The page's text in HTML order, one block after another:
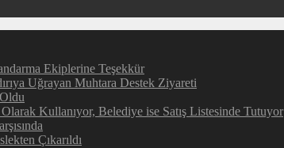
Ekiplerine Teşekkür
Uğrayan Muhtara Destek Ziyareti
Kullanıyor, Belediye ise Satış Listesinde Tutuyor
Çıkarıldı